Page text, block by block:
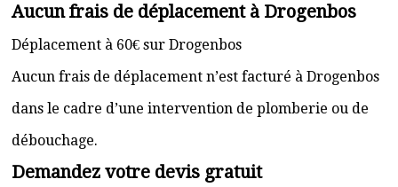
Aucun frais de déplacement à Drogenbos
Déplacement à 60€ sur Drogenbos
Aucun frais de déplacement n’est facturé à Drogenbos
dans le cadre d’une intervention de plomberie ou de
débouchage.
Demandez votre devis gratuit